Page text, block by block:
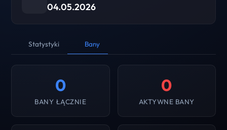
04.05.2026
Statystyki Bany
0
BANY ŁĄCZNIE
0
AKTYWNE BANY